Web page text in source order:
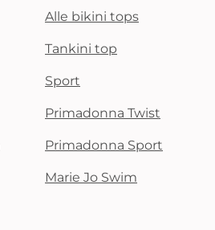
Alle bikini tops
Tankini top
Sport
Primadonna Twist
Primadonna Sport
Marie Jo Swim